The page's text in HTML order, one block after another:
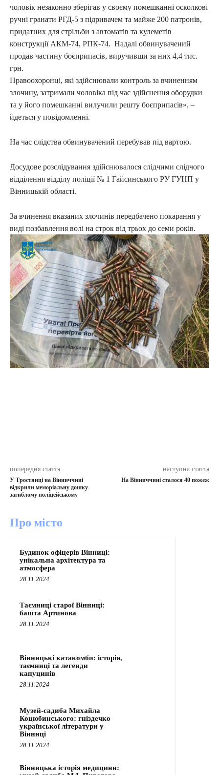
чоловік незаконно зберігав у своєму помешканні осколкові
ручні гранати РГД-5 з підривачем та майже 200 патронів,
придатних для стрільби з автоматів та кулеметів
конструкції АКМ-74, РПК-74. Надалі обвинувачений
продав частину боєприпасів, виручивши за них 4,4 тис.
грн.
Правоохоронці, які здійснювали контроль за вчиненням
злочину, затримали чоловіка під час здійснення оборудки
та у його помешканні вилучили решту боєприпасів», –
йдеться у повідомленні.
На час слідства обвинувачений перебував під вартою.
Досудове розслідування здійснювалося слідчими слідчого
відділення відділу поліції № 1 Гайсинського РУ ГУНП у
Вінницькій області.
За вчинення вказаних злочинів передбачено покарання у
виді позбавлення волі на строк від трьох до семи років.
попередня стаття
У Тростянці на Вінниччині
відкрили меморіальну дошку
загиблому поліцейському
наступна стаття
На Вінниччині сталося 40 пожеж
Про місто
Будинок офіцерів Вінниці:
унікальна архітектура та
атмосфера
28.11.2024
Таємниці старої Вінниці:
башта Артинова
28.11.2024
Вінницькі катакомби: історія,
таємниці та легенди
капуцинів
28.11.2024
Музей-садиба Михайла
Коцюбинського: гніздечко
української літератури у
Вінниці
28.11.2024
Вінницька історія медицини: